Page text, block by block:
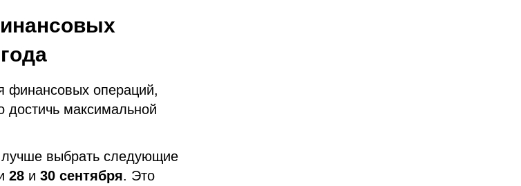
финансовых операций,
достичь максимальной
лучше выбрать следующие
28 и 30 сентября. Это